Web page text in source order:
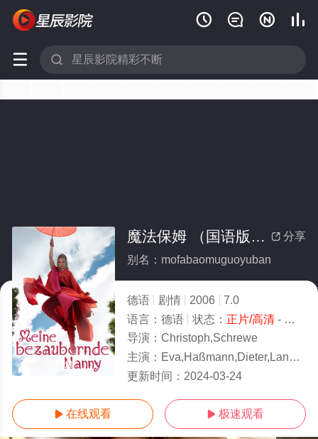
   
 
1-1全集/大结局
 分享
魔法保姆 （国语版）(全集)
别名：mofabaomuguoyuban
德语 剧情 2006
7.0
语言： 德语 状态： 正片/高清- 免费在线观看
导演： Christoph,Schrewe
主演： Eva,Haßmann,Dieter,Landuris,Pauline,Freidl,Sabine,Vitua,Be
更新时间： 2024-03-24
 在线观看  极速观看